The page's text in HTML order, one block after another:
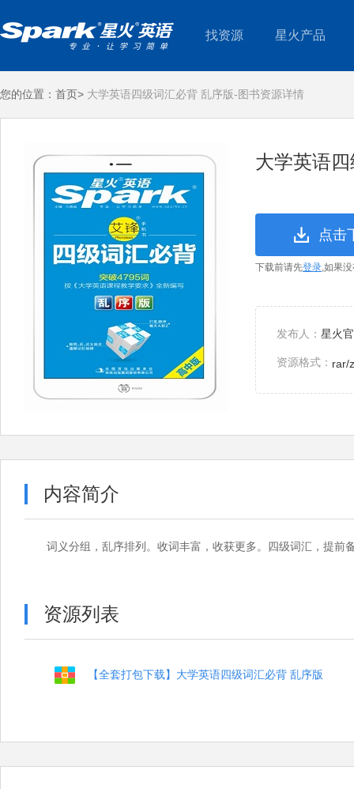
找资源 星火产品
您的位置： 首页> 大学英语四级词汇必背 乱序版-图书资源详情
大学英语
点击
下载前请先登录,如果
发布人： 星火
资源格式： rar/
内容简介
词义分组，乱序排列。收词丰富，收获更多。四级词汇，提前
资源列表
【全套打包下载】大学英语四级词汇必背 乱序版